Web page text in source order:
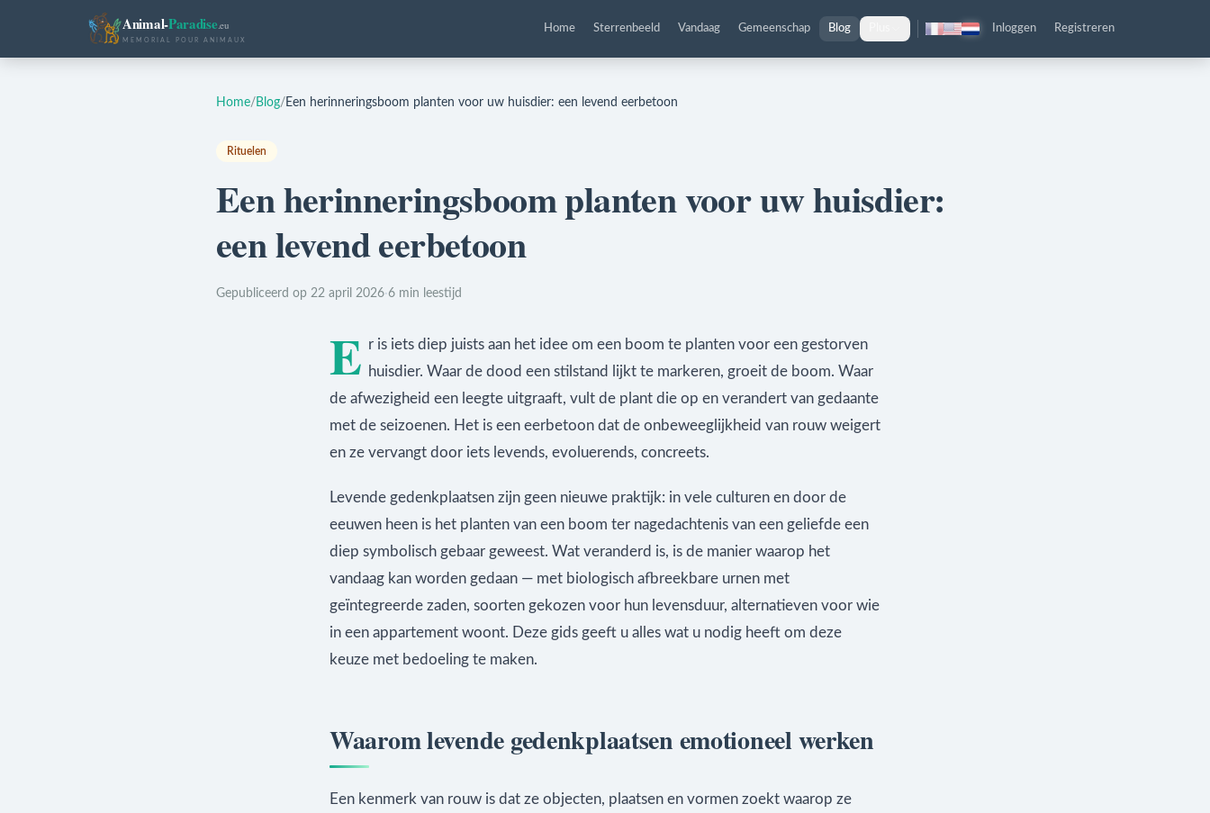
Animal-Paradise .eu
MEMORIAL POUR ANIMAUX
Home Sterrenbeeld Vandaag Gemeenschap Blog Inloggen Registreren
Home/ Blog/ Een herinneringsboom planten voor uw huisdier: een levend eerbetoon
Rituelen
Een herinneringsboom planten voor uw huisdier:
een levend eerbetoon
Gepubliceerd op 22 april 2026·6 min leestijd
E r is iets diep juists aan het idee om een boom te planten voor een gestorven
huisdier. Waar de dood een stilstand lijkt te markeren, groeit de boom. Waar
de afwezigheid een leegte uitgraaft, vult de plant die op en verandert van gedaante
met de seizoenen. Het is een eerbetoon dat de onbeweeglijkheid van rouw weigert
en ze vervangt door iets levends, evoluerends, concreets.
Levende gedenkplaatsen zijn geen nieuwe praktijk: in vele culturen en door de
eeuwen heen is het planten van een boom ter nagedachtenis van een geliefde een
diep symbolisch gebaar geweest. Wat veranderd is, is de manier waarop het
vandaag kan worden gedaan — met biologisch afbreekbare urnen met
geïntegreerde zaden, soorten gekozen voor hun levensduur, alternatieven voor wie
in een appartement woont. Deze gids geeft u alles wat u nodig heeft om deze
keuze met bedoeling te maken.
Waarom levende gedenkplaatsen emotioneel werken
Een kenmerk van rouw is dat ze objecten, plaatsen en vormen zoekt waarop ze